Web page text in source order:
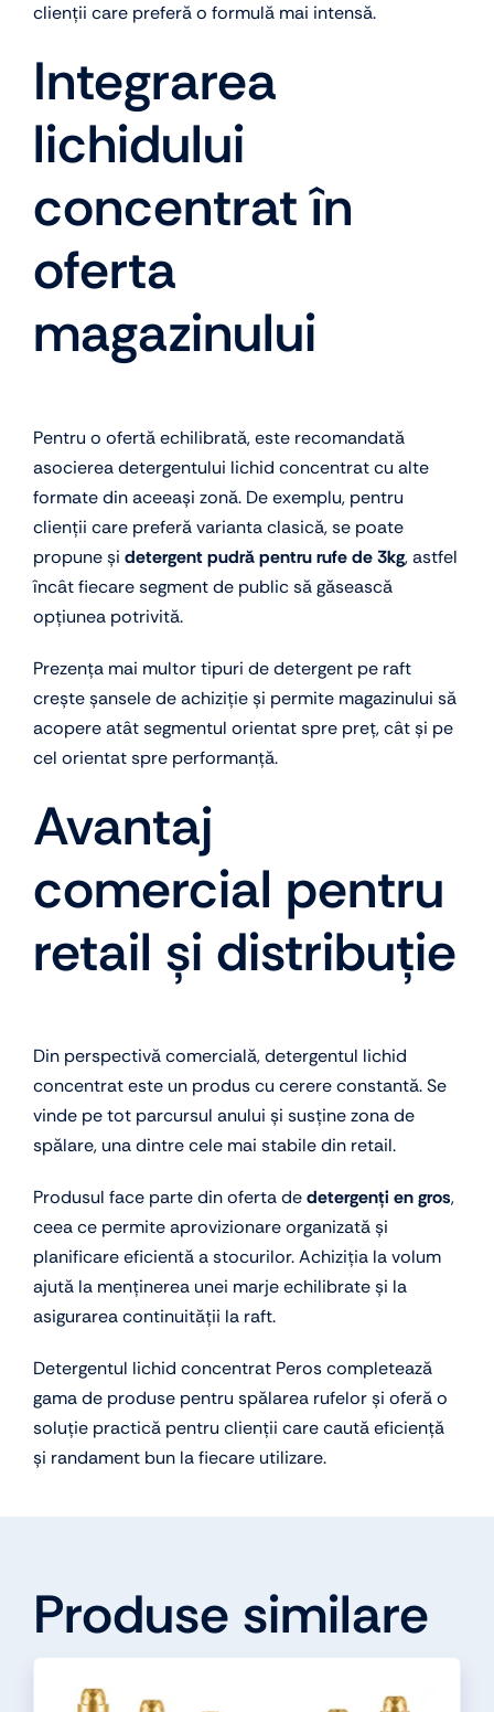
clienții care preferă o formulă mai intensă.
Integrarea
lichidului
concentrat în
oferta
magazinului
Pentru o ofertă echilibrată, este recomandată
asocierea detergentului lichid concentrat cu alte
formate din aceeași zonă. De exemplu, pentru
clienții care preferă varianta clasică, se poate
propune și detergent pudră pentru rufe de 3kg, astfel
încât fiecare segment de public să găsească
opțiunea potrivită.
Prezența mai multor tipuri de detergent pe raft
crește șansele de achiziție și permite magazinului să
acopere atât segmentul orientat spre preț, cât și pe
cel orientat spre performanță.
Avantaj
comercial pentru
retail și distribuție
Din perspectivă comercială, detergentul lichid
concentrat este un produs cu cerere constantă. Se
vinde pe tot parcursul anului și susține zona de
spălare, una dintre cele mai stabile din retail.
Produsul face parte din oferta dedetergenți en gros,
ceea ce permite aprovizionare organizată și
planificare eficientă a stocurilor. Achiziția la volum
ajută la menținerea unei marje echilibrate și la
asigurarea continuității la raft.
Detergentul lichid concentrat Peros completează
gama de produse pentru spălarea rufelor și oferă o
soluție practică pentru clienții care caută eficiență
și randament bun la fiecare utilizare.
Produse similare